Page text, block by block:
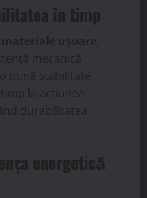
în timp
materiale ușoare
mecanică
bună stabilitate
la acțiunea
durabilitatea
energetică